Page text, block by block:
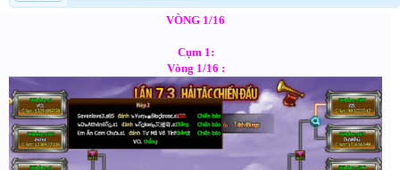
VÒNG 1/16
Cụm 1:
Vòng 1/16 :